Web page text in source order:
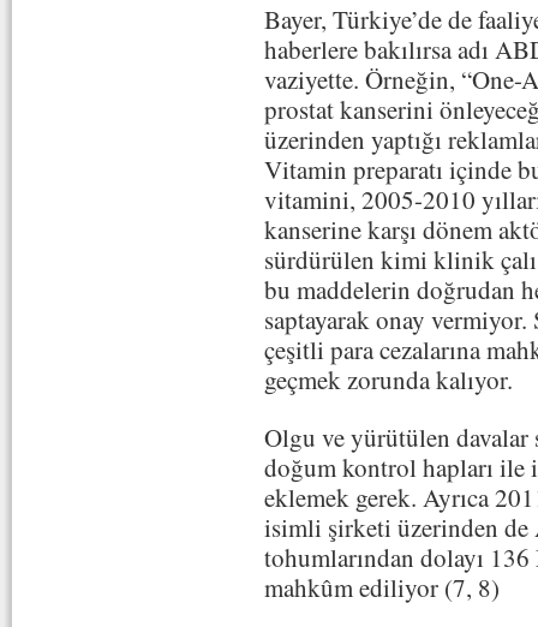
Bayer, Türkiye’de de
haberlere bakılırsa adı
vaziyette. Örneğin, “One-
prostat kanserini
üzerinden yaptığı
Vitamin preparatı içinde
vitamini, 2005-2010
kanserine karşı dönem
sürdürülen kimi klinik
bu maddelerin doğrudan
saptayarak onay vermiyor.
çeşitli para cezalarına
geçmek zorunda kalıyor.
Olgu ve yürütülen davalar
doğum kontrol hapları ile
eklemek gerek. Ayrıca
isimli şirketi üzerinden de
tohumlarından dolayı
mahkûm ediliyor (7, 8)